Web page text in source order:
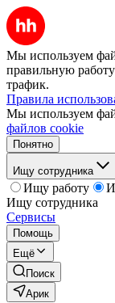
Мы используем
правильную
трафик.
Правила
Мы используем
файлов cookie
Понятно
Ищу сотрудника
Ищу работу
Ищу сотрудника
Сервисы
Помощь
Ещё
Поиск
Арик